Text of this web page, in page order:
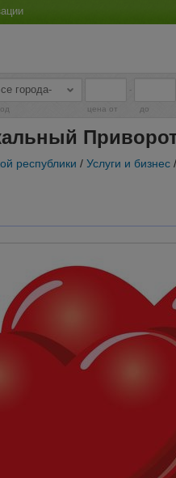
-
цена от до
республики / Услуги и бизнес /